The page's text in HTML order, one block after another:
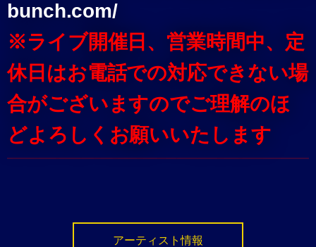
bunch.com/
※ライブ開催日、営業時間中、定
休日はお電話での対応できない場
合がございますのでご理解のほ
どよろしくお願いいたします
アーティスト情報